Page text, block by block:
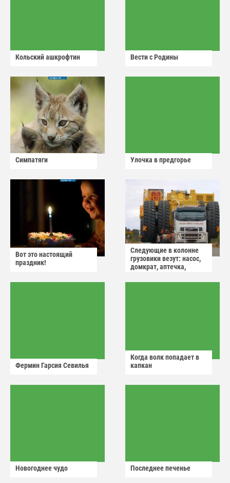
Кольский ашкрофтин Вести с Родины
Симпатяги Улочка в предгорье
Вот это настоящий
праздник!
Следующие в колонне
грузовики везут: насос,
домкрат, аптечка,
Фермин Гарсия Севилья
Когда волк попадает в
капкан
Новогоднее чудо Последнее печенье